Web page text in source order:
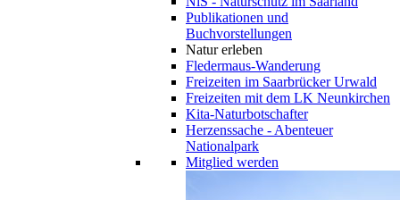
Publikationen und
Buchvorstellungen
Natur erleben
Fledermaus-Wanderung
Freizeiten im Saarbrücker Urwald
Freizeiten mit dem LK Neunkirchen
Kita-Naturbotschafter
Herzenssache - Abenteuer
Nationalpark
Mitglied werden